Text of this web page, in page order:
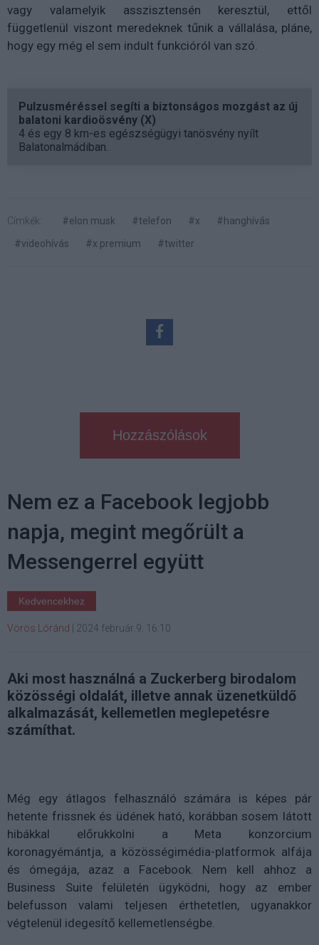
vagy valamelyik asszisztensén keresztül, ettől
függetlenül viszont meredeknek tűnik a vállalása, pláne,
hogy egy még el sem indult funkcióról van szó.
Pulzusméréssel segíti a biztonságos mozgást az új
balatoni kardioösvény (X)
4 és egy 8 km-es egészségügyi tanösvény nyílt
Balatonalmádiban.
Címkék: #elon musk #telefon #x
#hanghívás
#videohívás
#x premium #twitter
Hozzászólások
Nem ez a Facebook legjobb
napja, megint megőrült a
Messengerrel együtt
Kedvencekhez
Vörös Lóránd 2024 február 9. 16:10
Aki most használná a Zuckerberg birodalom
közösségi oldalát, illetve annak üzenetküldő
alkalmazását, kellemetlen meglepetésre
számíthat.
Még egy átlagos felhasználó számára is képes pár
hetente frissnek és üdének ható, korábban sosem látott
hibákkal előrukkolni a Meta konzorcium
koronagyémántja, a közösségimédia-platformok alfája
és ómegája, azaz a Facebook. Nem kell ahhoz a
Business Suite felületén ügyködni, hogy az ember
belefusson valami teljesen érthetetlen, ugyanakkor
végtelenül idegesítő kellemetlenségbe.